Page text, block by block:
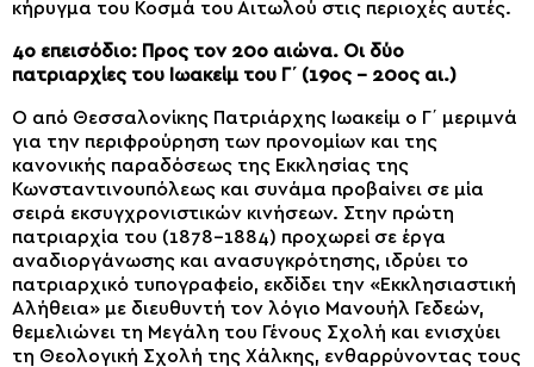
κήρυγμα του Κοσμά του Αιτωλού στις περιοχές αυτές.
4ο επεισόδιο: Προς τον 20ο αιώνα. Οι δύο
πατριαρχίες του Ιωακείμ του Γ΄ (19ος – 20ος αι.)
Ο από Θεσσαλονίκης Πατριάρχης Ιωακείμ ο Γ΄ μεριμνά
για την περιφρούρηση των προνομίων και της
κανονικής παραδόσεως της Εκκλησίας της
Κωνσταντινουπόλεως και συνάμα προβαίνει σε μία
σειρά εκσυγχρονιστικών κινήσεων. Στην πρώτη
πατριαρχία του (1878-1884) προχωρεί σε έργα
αναδιοργάνωσης και ανασυγκρότησης, ιδρύει το
πατριαρχικό τυπογραφείο, εκδίδει την «Εκκλησιαστική
Αλήθεια» με διευθυντή τον λόγιο Μανουήλ Γεδεών,
θεμελιώνει τη Μεγάλη του Γένους Σχολή και ενισχύει
τη Θεολογική Σχολή της Χάλκης, ενθαρρύνοντας τους